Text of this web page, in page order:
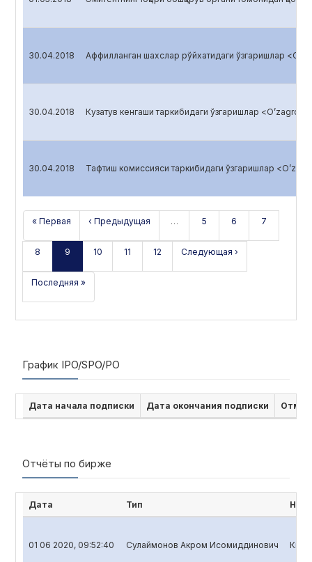
30.04.2018 Аффилланган шахслар рўйхатидаги ўзгаришлар
30.04.2018 Кузатув кенгаши таркибидаги ўзгаришлар
30.04.2018 Тафтиш комиссияси таркибидаги ўзгаришлар
« Первая ‹ Предыдущая … 5 6 7
8 9 10 11 12 Следующая ›
Последняя »
График IPO/SPO/PO
Дата начала подписки Дата окончания подписки
Отчёты по бирже
Дата Тип
01 06 2020, 09:52:40 Сулаймонов Акром Исомиддинович